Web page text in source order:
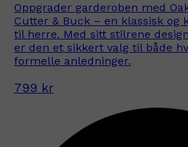
Oppgrader garderoben med
Cutter & Buck – en klassisk og
til herre. Med sitt stilrene
er den et sikkert valg til både
formelle anledninger.
799 kr